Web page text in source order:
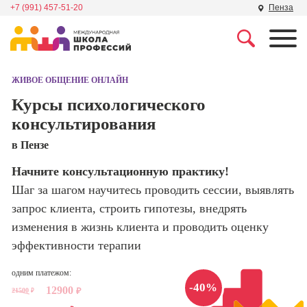
+7 (991) 457-51-20 Пенза
Школа дизайна
Школа нейросетей и
Школа психологии
Школа актерского
мастерства
Школа бизнеса и
управления
сайтов)
Профессия
Интернет-
маркетингу в
социальных
сетях (SMM-
ЖИВОЕ ОБЩЕНИЕ ОНЛАЙН
Курсы психологического
консультирования
в Пензе
Начните консультационную практику!
Шаг за шагом научитесь проводить сессии, выявлять
запрос клиента, строить гипотезы, внедрять
изменения в жизнь клиента и проводить оценку
эффективности терапии
-40%
одним платежом:
21500 ₽ 12900 ₽